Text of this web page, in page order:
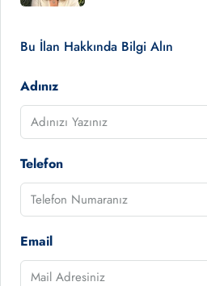
Bu İlan Hakkında Bilgi Alın
Adınız
Telefon
Email